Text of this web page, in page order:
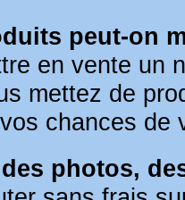
peut-on
en vente un
mettez de
chances de
photos,